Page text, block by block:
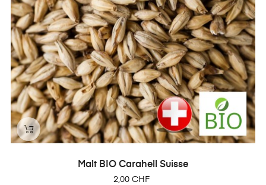
Malt BIO Carahell Suisse
Prix
2,00 CHF